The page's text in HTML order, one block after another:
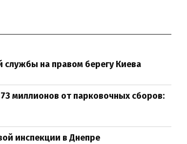
службы на правом берегу Киева
миллионов от парковочных сборов:
инспекции в Днепре